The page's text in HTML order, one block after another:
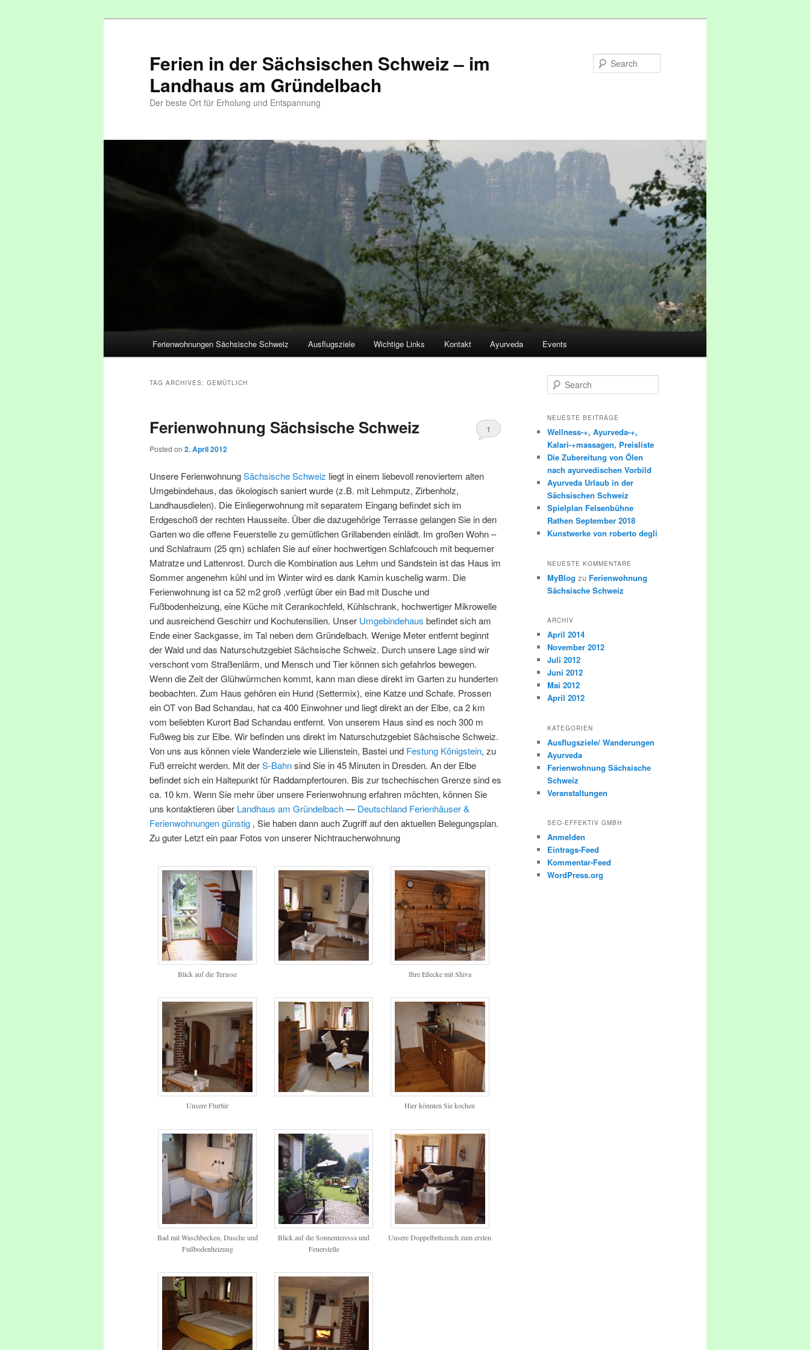
Ferien in der Sächsischen Schweiz – im
Landhaus am Gründelbach
Der beste Ort für Erholung und Entspannung
Skip to primary content
Skip to secondary content
Ferienwohnungen Sächsische Schweiz Ausflugsziele Wichtige Links Kontakt Ayurveda Events
TAG ARCHIVES: GEMÜTLICH
Ferienwohnung Sächsische Schweiz
Posted on 2. April 2012
1
Unsere FerienwohnungSächsische Schweiz liegt in einem liebevoll renoviertem alten
Umgebindehaus, das ökologisch saniert wurde (z.B. mit Lehmputz, Zirbenholz,
Landhausdielen). Die Einliegerwohnung mit separatem Eingang befindet sich im
Erdgeschoß der rechten Hausseite. Über die dazugehörige Terrasse gelangen Sie in den
Garten wo die offene Feuerstelle zu gemütlichen Grillabenden einlädt. Im großen Wohn –
und Schlafraum (25 qm) schlafen Sie auf einer hochwertigen Schlafcouch mit bequemer
Matratze und Lattenrost. Durch die Kombination aus Lehm und Sandstein ist das Haus im
Sommer angenehm kühl und im Winter wird es dank Kamin kuschelig warm. Die
Ferienwohnung ist ca 52 m2 groß ,verfügt über ein Bad mit Dusche und
Fußbodenheizung, eine Küche mit Cerankochfeld, Kühlschrank, hochwertiger Mikrowelle
und ausreichend Geschirr und Kochutensilien. Unser Umgebindehaus befindet sich am
Ende einer Sackgasse, im Tal neben dem Gründelbach. Wenige Meter entfernt beginnt
der Wald und das Naturschutzgebiet Sächsische Schweiz. Durch unsere Lage sind wir
verschont vom Straßenlärm, und Mensch und Tier können sich gefahrlos bewegen.
Wenn die Zeit der Glühwürmchen kommt, kann man diese direkt im Garten zu hunderten
beobachten. Zum Haus gehören ein Hund (Settermix), eine Katze und Schafe. Prossen
ein OT von Bad Schandau, hat ca 400 Einwohner und liegt direkt an der Elbe, ca 2 km
vom beliebten Kurort Bad Schandau entfernt. Von unserem Haus sind es noch 300 m
Fußweg bis zur Elbe. Wir befinden uns direkt im Naturschutzgebiet Sächsische Schweiz.
Von uns aus können viele Wanderziele wie Lilienstein, Bastei und Festung Königstein, zu
Fuß erreicht werden. Mit derS-Bahnsind Sie in 45 Minuten in Dresden. An der Elbe
befindet sich ein Haltepunkt für Raddampfertouren. Bis zur tschechischen Grenze sind es
ca. 10 km. Wenn Sie mehr über unsere Ferienwohnung erfahren möchten, können Sie
uns kontaktieren über Landhaus am Gründelbach— Deutschland Ferienhäuser &
Ferienwohnungen günstig , Sie haben dann auch Zugriff auf den aktuellen Belegungsplan.
Zu guter Letzt ein paar Fotos von unserer Nichtraucherwohnung
Blick auf die Terasse Ihre Eßecke mit Shiva
Unsere Flurtür Hier könnten Sie kochen
Bad mit Waschbecken, Dusche und
Fußbodenheizung
Blick auf die Sonnenteressa und
Feuerstelle
Unsere Doppelbettcouch zum ersten
Search
NEUESTE BEITRÄGE
Wellness-+, Ayurveda-+,
Kalari-+massagen, Preisliste
Die Zubereitung von Ölen
nach ayurvedischen Vorbild
Ayurveda Urlaub in der
Sächsischen Schweiz
Spielplan Felsenbühne
Rathen September 2018
Kunstwerke von roberto degli
NEUESTE KOMMENTARE
MyBlog zu Ferienwohnung
Sächsische Schweiz
ARCHIV
April 2014
November 2012
Juli 2012
Juni 2012
Mai 2012
April 2012
KATEGORIEN
Ausflugsziele/ Wanderungen
Ayurveda
Ferienwohnung Sächsische
Schweiz
Veranstaltungen
SEO-EFFEKTIV GMBH
Anmelden
Eintrags-Feed
Kommentar-Feed
WordPress.org